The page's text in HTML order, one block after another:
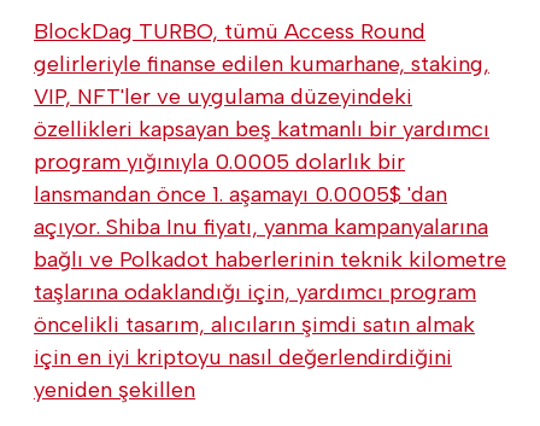
BlockDag TURBO, tümü Access Round
gelirleriyle finanse edilen kumarhane, staking,
VIP, NFT'ler ve uygulama düzeyindeki
özellikleri kapsayan beş katmanlı bir yardımcı
program yığınıyla 0.0005 dolarlık bir
lansmandan önce 1. aşamayı 0.0005$ 'dan
açıyor. Shiba Inu fiyatı, yanma kampanyalarına
bağlı ve Polkadot haberlerinin teknik kilometre
taşlarına odaklandığı için, yardımcı program
öncelikli tasarım, alıcıların şimdi satın almak
için en iyi kriptoyu nasıl değerlendirdiğini
yeniden şekillen